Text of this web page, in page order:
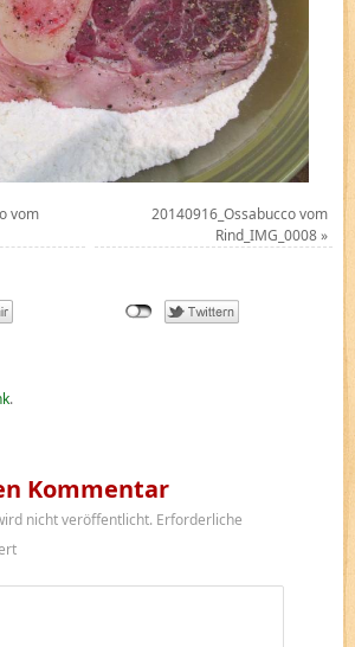
vom
20140916_Ossabucco vom
Rind_IMG_0008»
.
Kommentar
nicht veröffentlicht. Erforderliche